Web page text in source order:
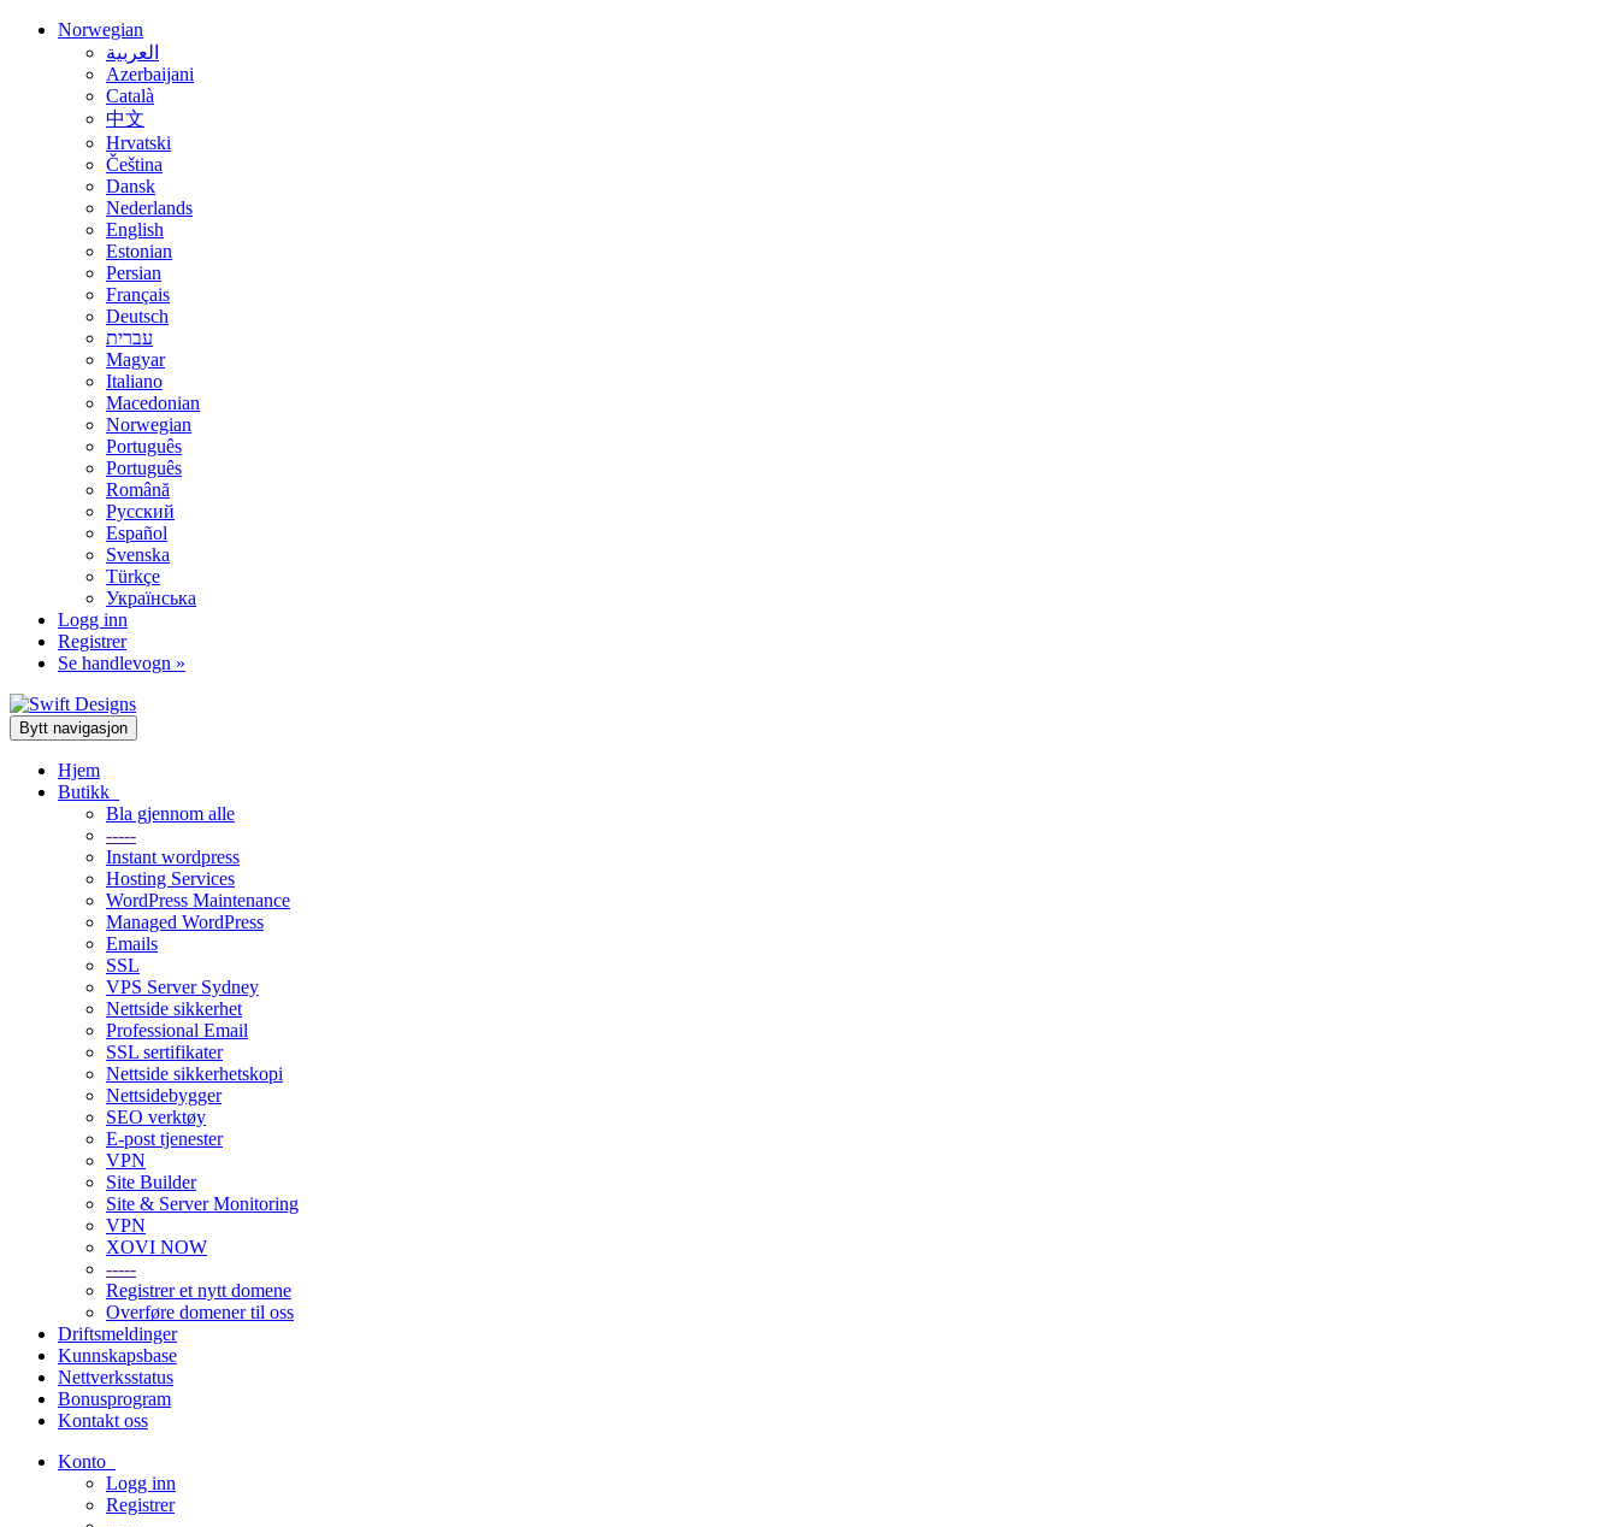
Norwegian
العربية
Azerbaijani
Català
中文
Hrvatski
Čeština
Dansk
Nederlands
English
Estonian
Persian
Français
Deutsch
עברית
Magyar
Italiano
Macedonian
Norwegian
Português
Português
Română
Русский
Español
Svenska
Türkçe
Українська
Logg inn
Registrer
Se handlevogn »
Bytt navigasjon
Hjem
Butikk
Bla gjennom alle
-----
Instant wordpress
Hosting Services
WordPress Maintenance
Managed WordPress
Emails
SSL
VPS Server Sydney
Nettside sikkerhet
Professional Email
SSL sertifikater
Nettside sikkerhetskopi
Nettsidebygger
SEO verktøy
E-post tjenester
VPN
Site Builder
Site & Server Monitoring
VPN
XOVI NOW
-----
Registrer et nytt domene
Overføre domener til oss
Driftsmeldinger
Kunnskapsbase
Nettverksstatus
Bonusprogram
Kontakt oss
Konto
Logg inn
Registrer